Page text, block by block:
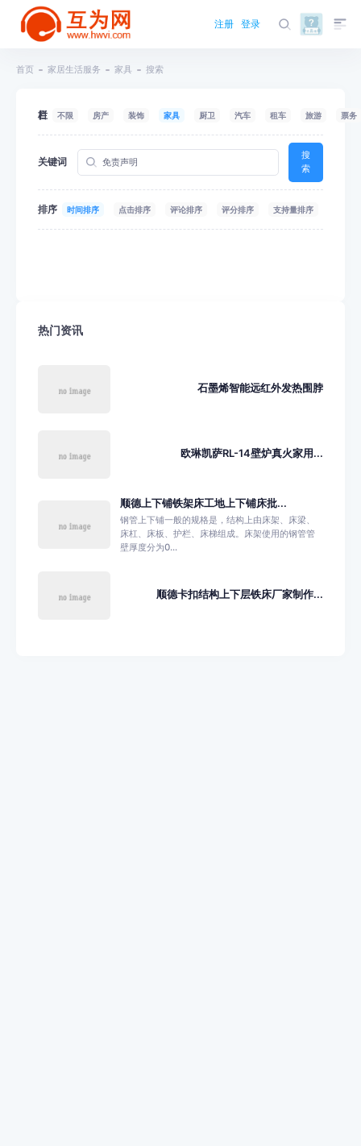
注册 登录
首页 家居生活服务 家具 搜索
栏目 不限 房产 装饰 家具 厨卫 汽车 租车 旅游 票务
关键词
搜
索
排序 时间排序 点击排序 评论排序 评分排序 支持量排序
热门资讯
石墨烯智能远红外发热围脖
欧琳凯萨RL-14壁炉真火家用...
顺德上下铺铁架床工地上下铺床批...
钢管上下铺一般的规格是，结构上由床架、床梁、
床杠、床板、护栏、床梯组成。床架使用的钢管管
壁厚度分为0...
顺德卡扣结构上下层铁床厂家制作...